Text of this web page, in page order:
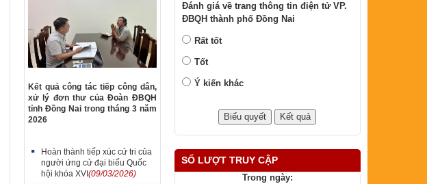
Kết quả công tác tiếp công dân,
xử lý đơn thư của Đoàn ĐBQH
tỉnh Đồng Nai trong tháng 3 năm
2026
Hoàn thành tiếp xúc cử tri của
người ứng cử đại biểu Quốc
hội khóa XVI(09/03/2026)
Đánh giá về trang thông tin điện tử VP.
ĐBQH thành phố Đồng Nai
Rất tốt
Tốt
Ý kiến khác
SỐ LƯỢT TRUY CẬP
Trong ngày: